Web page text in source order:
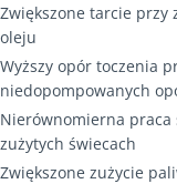
Zwiększone tarcie przy
oleju
Wyższy opór toczenia
niedopompowanych
Nierównomierna praca
zużytych świecach
Zwiększone zużycie